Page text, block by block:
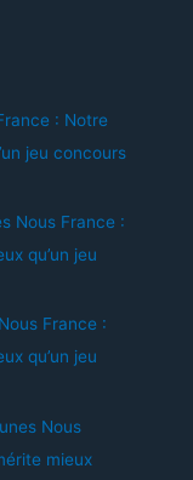
: Notre
jeu concours
Nous France :
qu’un jeu
France :
qu’un jeu
Nous
mieux